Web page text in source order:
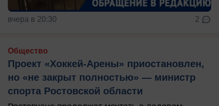
вчера в 20:30 2
Общество
Проект «Хоккей-Арены» приостановлен,
но «не закрыт полностью» — министр
спорта Ростовской области